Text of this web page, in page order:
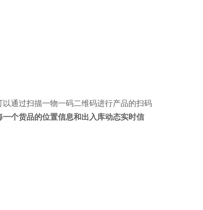
通过扫描一物一码二维码进行产品的扫码
一个货品的位置信息和出入库动态实时信